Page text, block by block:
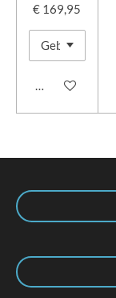
€ 169,95
In winkelwagen